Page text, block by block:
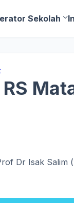
Sekolah
Dr Isak Salim